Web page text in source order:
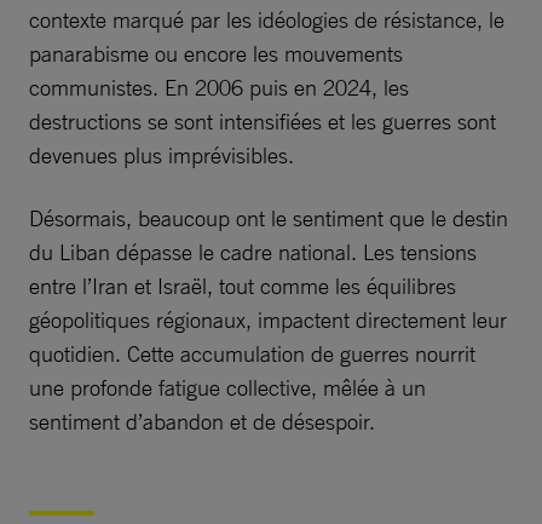
contexte marqué par les idéologies de résistance, le
panarabisme ou encore les mouvements
communistes. En 2006 puis en 2024, les
destructions se sont intensifiées et les guerres sont
devenues plus imprévisibles.
Désormais, beaucoup ont le sentiment que le destin
du Liban dépasse le cadre national. Les tensions
entre l’Iran et Israël, tout comme les équilibres
géopolitiques régionaux, impactent directement leur
quotidien. Cette accumulation de guerres nourrit
une profonde fatigue collective, mêlée à un
sentiment d’abandon et de désespoir.